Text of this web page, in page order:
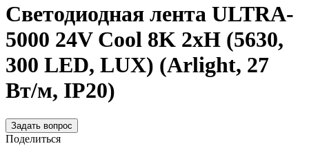
Светодиодная лента ULTRA-
5000 24V Cool 8K 2xH (5630,
300 LED, LUX) (Arlight, 27
Вт/м, IP20)
Задать вопрос
Поделиться